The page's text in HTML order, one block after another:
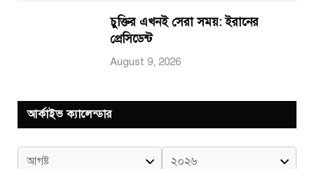
চুক্তির এখনই সেরা সময়: ইরানের
প্রেসিডেন্ট
August 9, 2026
আর্কাইভ ক্যালেন্ডার